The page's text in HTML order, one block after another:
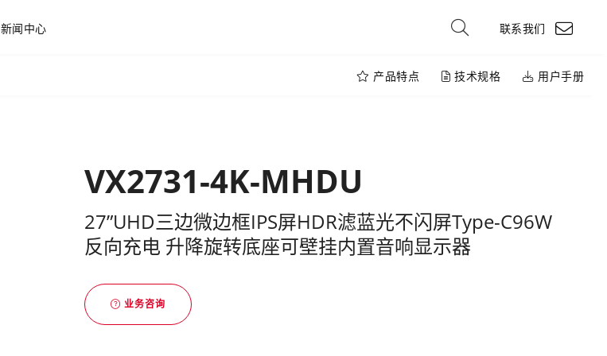
新闻中心 联系我们
产品特点 技术规格 用户手册
VX2731-4K-MHDU
27”UHD三边微边框IPS屏HDR滤蓝光不闪屏Type-C96W
反向充电 升降旋转底座可壁挂内置音响显示器
业务咨询